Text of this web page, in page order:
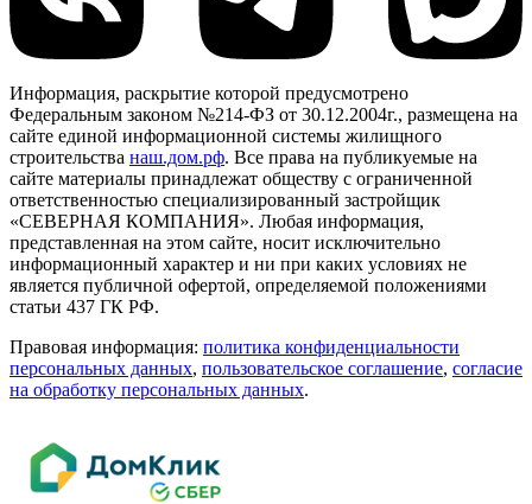
Информация, раскрытие которой предусмотрено
Федеральным законом №214-ФЗ от 30.12.2004г., размещена на
сайте единой информационной системы жилищного
строительства наш.дом.рф. Все права на публикуемые на
сайте материалы принадлежат обществу с ограниченной
ответственностью специализированный застройщик
«СЕВЕРНАЯ КОМПАНИЯ». Любая информация,
представленная на этом сайте, носит исключительно
информационный характер и ни при каких условиях не
является публичной офертой, определяемой положениями
статьи 437 ГК РФ.
Правовая информация: политика конфиденциальности
персональных данных, пользовательское cоглашение, cогласие
на обработку персональных данных.